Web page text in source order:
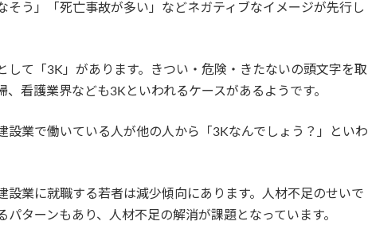
そう」「死亡事故が多い」などネガティブなイメージが先行し
して「3K」があります。きつい・危険・きたないの頭文字を取
看護業界なども3Kといわれるケースがあるようです。
設業で働いている人が他の人から「3Kなんでしょう？」といわ
設業に就職する若者は減少傾向にあります。人材不足のせいで
ターンもあり、人材不足の解消が課題となっています。